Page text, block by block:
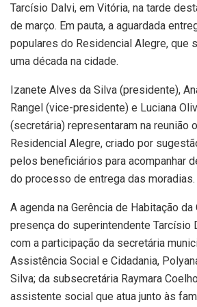
Tarcísio Dalvi, em Vitória, na tarde
de março. Em pauta, a aguardada
populares do Residencial Alegre, que
uma década na cidade.
Izanete Alves da Silva (presidente),
Rangel (vice-presidente) e Luciana
(secretária) representaram na reunião
Residencial Alegre, criado por
pelos beneficiários para acompanhar
do processo de entrega das moradias.
A agenda na Gerência de Habitação da
presença do superintendente Tarcísio
com a participação da secretária
Assistência Social e Cidadania,
Silva; da subsecretária Raymara
assistente social que atua junto às